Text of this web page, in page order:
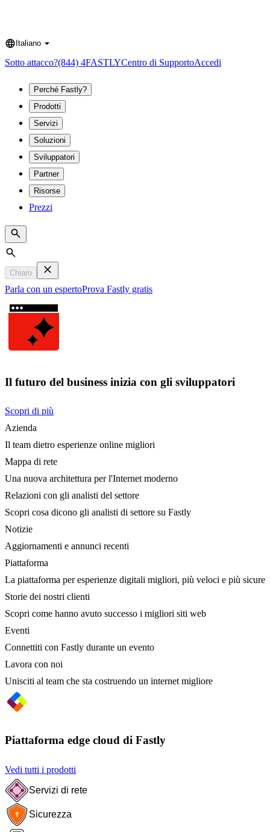
Language
Italiano
Sotto attacco?(844) 4FASTLYCentro di SupportoAccedi
Perché Fastly?
Prodotti
Servizi
Soluzioni
Sviluppatori
Partner
Risorse
Prezzi
Search
Chiaro
Parla con un espertoProva Fastly gratis
Il futuro del business inizia con gli sviluppatori
Scopri di più
Azienda
Il team dietro esperienze online migliori
Mappa di rete
Una nuova architettura per l'Internet moderno
Relazioni con gli analisti del settore
Scopri cosa dicono gli analisti di settore su Fastly
Notizie
Aggiornamenti e annunci recenti
Piattaforma
La piattaforma per esperienze digitali migliori, più veloci e più sicure
Storie dei nostri clienti
Scopri come hanno avuto successo i migliori siti web
Eventi
Connettiti con Fastly durante un evento
Lavora con noi
Unisciti al team che sta costruendo un internet migliore
Piattaforma edge cloud di Fastly
Vedi tutti i prodotti
Servizi di rete
Sicurezza